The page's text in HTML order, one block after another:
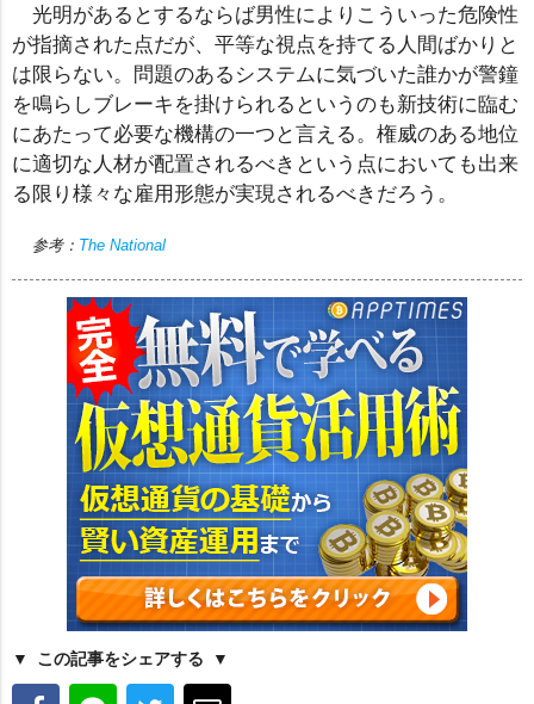
光明があるとするならば男性によりこういった危険性
が指摘された点だが、平等な視点を持てる人間ばかりと
は限らない。問題のあるシステムに気づいた誰かが警鐘
を鳴らしブレーキを掛けられるというのも新技術に臨む
にあたって必要な機構の一つと言える。権威のある地位
に適切な人材が配置されるべきという点においても出来
る限り様々な雇用形態が実現されるべきだろう。
参考： The National
この記事をシェアする